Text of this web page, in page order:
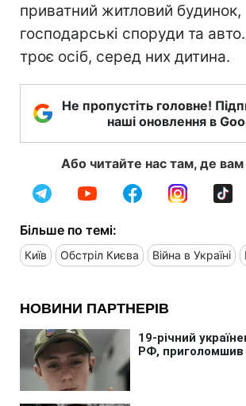
приватний житловий будинок,
господарські споруди та
троє осіб, серед них дитина.
Не пропустіть головне!
наші оновлення в
Або читайте нас там, де вам
Більше по темі:
Київ Обстріл Києва Війна в Україні